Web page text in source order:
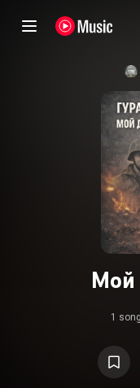
Мой
1 song